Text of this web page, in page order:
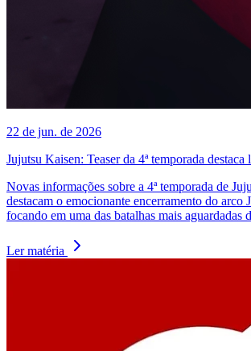
22 de jun. de 2026
Jujutsu Kaisen: Teaser da 4ª temporada destaca
Novas informações sobre a 4ª temporada de
destacam o emocionante encerramento do arco
focando em uma das batalhas mais aguardadas
Ler matéria